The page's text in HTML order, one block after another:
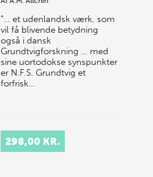
"… et udenlandsk værk, som
vil få blivende betydning
også i dansk
Grundtvigforskning … med
sine uortodokse synspunkter
er N.F.S. Grundtvig et
forfrisk…
298,00 KR.